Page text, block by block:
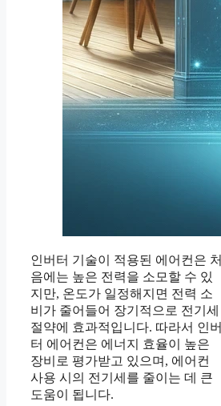
인버터 기술이 적용된 에어컨은 처
음에는 높은 전력을 소모할 수 있
지만, 온도가 일정해지면 전력 소
비가 줄어들어 장기적으로 전기세
절약에 효과적입니다. 따라서 인버
터 에어컨은 에너지 효율이 높은
장비로 평가받고 있으며, 에어컨
사용 시의 전기세를 줄이는 데 큰
도움이 됩니다.